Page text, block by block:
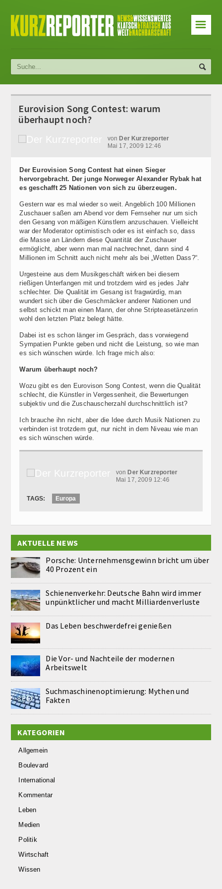
☰
Eurovision Song Contest: warum
überhaupt noch?
von Der Kurzreporter
Mai 17, 2009 12:46
Der Eurovision Song Contest hat einen Sieger
hervorgebracht. Der junge Norweger Alexander Rybak hat
es geschafft 25 Nationen von sich zu überzeugen.
Gestern war es mal wieder so weit. Angeblich 100 Millionen
Zuschauer saßen am Abend vor dem Fernseher nur um sich
den Gesang von mäßigen Künstlern anzuschauen. Vielleicht
war der Moderator optimistisch oder es ist einfach so, dass
die Masse an Ländern diese Quantität der Zuschauer
ermöglicht, aber wenn man mal nachrechnet, dann sind 4
Millionen im Schnitt auch nicht mehr als bei „Wetten Dass?“.
Urgesteine aus dem Musikgeschäft wirken bei diesem
rießigen Unterfangen mit und trotzdem wird es jedes Jahr
schlechter. Die Qualität im Gesang ist fragwürdig, man
wundert sich über die Geschmäcker anderer Nationen und
selbst schickt man einen Mann, der ohne Stripteasetänzerin
wohl den letzten Platz belegt hätte.
Dabei ist es schon länger im Gespräch, dass vorwiegend
Sympatien Punkte geben und nicht die Leistung, so wie man
es sich wünschen würde. Ich frage mich also:
Warum überhaupt noch?
Wozu gibt es den Eurovison Song Contest, wenn die Qualität
schlecht, die Künstler in Vergessenheit, die Bewertungen
subjektiv und die Zuschauscherzahl durchschnittlich ist?
Ich brauche ihn nicht, aber die Idee durch Musik Nationen zu
verbinden ist trotzdem gut, nur nicht in dem Niveau wie man
es sich wünschen würde.
von Der Kurzreporter
Mai 17, 2009 12:46
TAGS: Europa
AKTUELLE NEWS
Porsche: Unternehmensgewinn bricht um über
40 Prozent ein
Schienenverkehr: Deutsche Bahn wird immer
unpünktlicher und macht Milliardenverluste
Das Leben beschwerdefrei genießen
Die Vor- und Nachteile der modernen
Arbeitswelt
Suchmaschinenoptimierung: Mythen und
Fakten
KATEGORIEN
Allgemein
Boulevard
International
Kommentar
Leben
Medien
Politik
Wirtschaft
Wissen